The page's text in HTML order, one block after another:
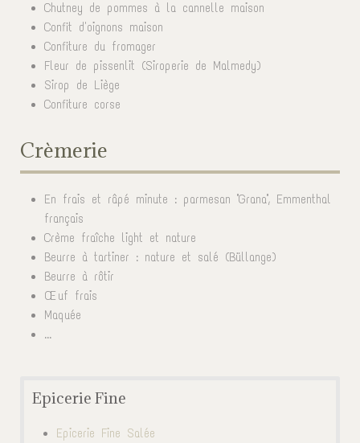
Chutney de pommes à la cannelle maison
Confit d'oignons maison
Confiture du fromager
Fleur de pissenlit (Siroperie de Malmedy)
Sirop de Liège
Confiture corse
Crèmerie
En frais et râpé minute : parmesan "Grana", Emmenthal
français
Crème fraîche light et nature
Beurre à tartiner : nature et salé (Büllange)
Beurre à rôtir
Œuf frais
Maquée
...
Epicerie Fine
Epicerie Fine Salée